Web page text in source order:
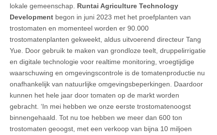
lokale gemeenschap. Runtai Agriculture Technology
Development begon in juni 2023 met het proefplanten van
trostomaten en momenteel worden er 90.000
trostomatenplanten gekweekt, aldus uitvoerend directeur Tang
Yue. Door gebruik te maken van grondloze teelt, druppelirrigatie
en digitale technologie voor realtime monitoring, vroegtijdige
waarschuwing en omgevingscontrole is de tomatenproductie nu
onafhankelijk van natuurlijke omgevingsbeperkingen. Daardoor
kunnen het hele jaar door tomaten op de markt worden
gebracht. ‘In mei hebben we onze eerste trostomatenoogst
binnengehaald. Tot nu toe hebben we meer dan 600 ton
trostomaten geoogst, met een verkoop van bijna 10 miljoen